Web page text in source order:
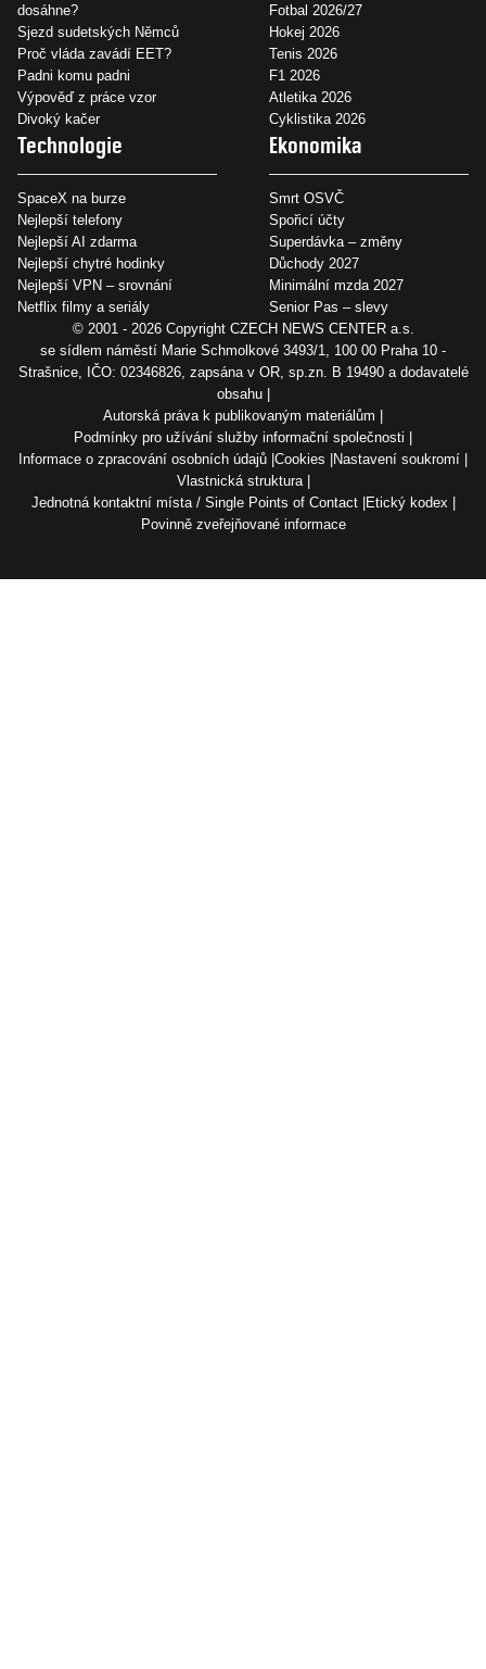
dosáhne?
Sjezd sudetských Němců
Proč vláda zavádí EET?
Padni komu padni
Výpověď z práce vzor
Divoký kačer
Fotbal 2026/27
Hokej 2026
Tenis 2026
F1 2026
Atletika 2026
Cyklistika 2026
Technologie
SpaceX na burze
Nejlepší telefony
Nejlepší AI zdarma
Nejlepší chytré hodinky
Nejlepší VPN – srovnání
Netflix filmy a seriály
Ekonomika
Smrt OSVČ
Spořicí účty
Superdávka – změny
Důchody 2027
Minimální mzda 2027
Senior Pas – slevy
© 2001 - 2026 Copyright CZECH NEWS CENTER a.s.
se sídlem náměstí Marie Schmolkové 3493/1, 100 00 Praha 10 -
Strašnice, IČO: 02346826, zapsána v OR, sp.zn. B 19490 a dodavatelé
obsahu
Autorská práva k publikovaným materiálům
Podmínky pro užívání služby informační společnosti
Informace o zpracování osobních údajů Cookies Nastavení soukromí
Vlastnická struktura
Jednotná kontaktní místa / Single Points of Contact Etický kodex
Povinně zveřejňované informace